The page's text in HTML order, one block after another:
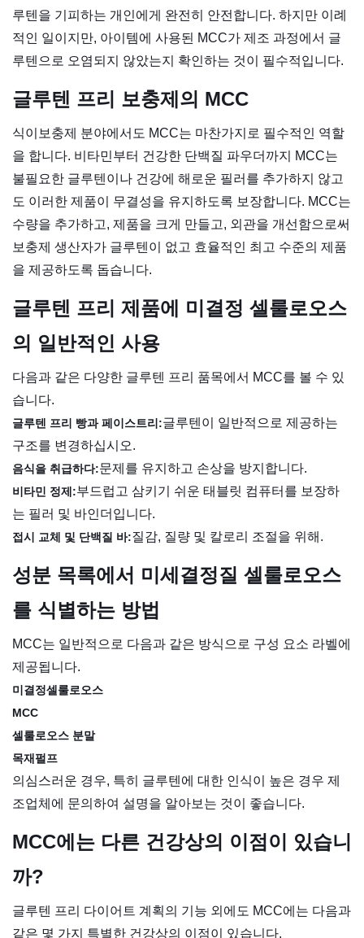
루텐을 기피하는 개인에게 완전히 안전합니다. 하지만 이례
적인 일이지만, 아이템에 사용된 MCC가 제조 과정에서 글
루텐으로 오염되지 않았는지 확인하는 것이 필수적입니다.
글루텐 프리 보충제의 MCC
식이보충제 분야에서도 MCC는 마찬가지로 필수적인 역할
을 합니다. 비타민부터 건강한 단백질 파우더까지 MCC는
불필요한 글루텐이나 건강에 해로운 필러를 추가하지 않고
도 이러한 제품이 무결성을 유지하도록 보장합니다. MCC는
수량을 추가하고, 제품을 크게 만들고, 외관을 개선함으로써
보충제 생산자가 글루텐이 없고 효율적인 최고 수준의 제품
을 제공하도록 돕습니다.
글루텐 프리 제품에 미결정 셀룰로오스
의 일반적인 사용
다음과 같은 다양한 글루텐 프리 품목에서 MCC를 볼 수 있
습니다.
글루텐 프리 빵과 페이스트리:글루텐이 일반적으로 제공하는
구조를 변경하십시오.
음식을 취급하다:문제를 유지하고 손상을 방지합니다.
비타민 정제:부드럽고 삼키기 쉬운 태블릿 컴퓨터를 보장하
는 필러 및 바인더입니다.
접시 교체 및 단백질 바:질감, 질량 및 칼로리 조절을 위해.
성분 목록에서 미세결정질 셀룰로오스
를 식별하는 방법
MCC는 일반적으로 다음과 같은 방식으로 구성 요소 라벨에
제공됩니다.
미결정셀룰로오스
MCC
셀룰로오스 분말
목재펄프
의심스러운 경우, 특히 글루텐에 대한 인식이 높은 경우 제
조업체에 문의하여 설명을 알아보는 것이 좋습니다.
MCC에는 다른 건강상의 이점이 있습니
까?
글루텐 프리 다이어트 계획의 기능 외에도 MCC에는 다음과
같은 몇 가지 특별한 건강상의 이점이 있습니다.